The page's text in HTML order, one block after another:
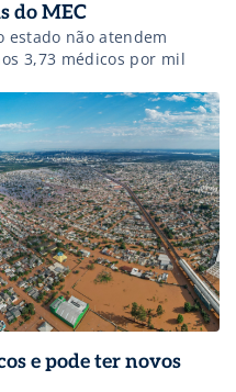
do MEC
estado não atendem
3,73 médicos por mil
e pode ter novos